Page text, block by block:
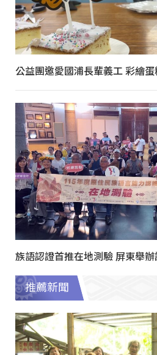
公益團邀愛國浦長輩義工 彩繪
族語認證首推在地測驗 屏東舉
推薦新聞